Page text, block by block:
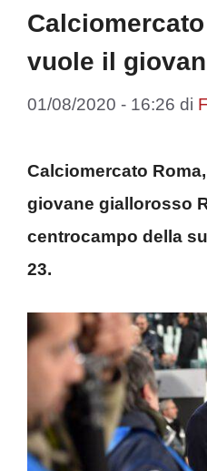
vuole il
01/08/2020 - 16:26 di
Calciomercato
giovane giallorosso
centrocampo della
23.